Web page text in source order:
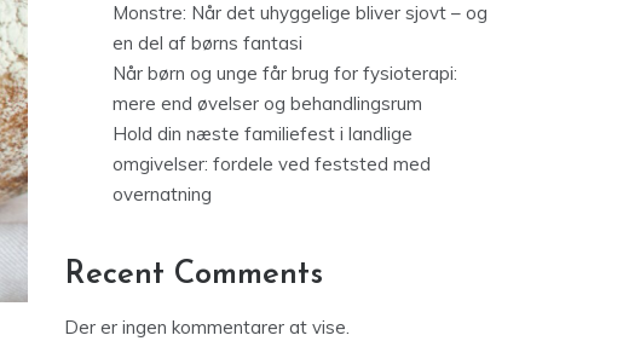
Monstre: Når det uhyggelige bliver sjovt – og
en del af børns fantasi
Når børn og unge får brug for fysioterapi:
mere end øvelser og behandlingsrum
Hold din næste familiefest i landlige
omgivelser: fordele ved feststed med
overnatning
Recent Comments
Der er ingen kommentarer at vise.